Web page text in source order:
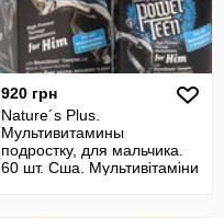
920 грн
Nature´s Plus.
Мультивитамины
подростку, для мальчика.
60 шт. Сша. Мультивітаміни